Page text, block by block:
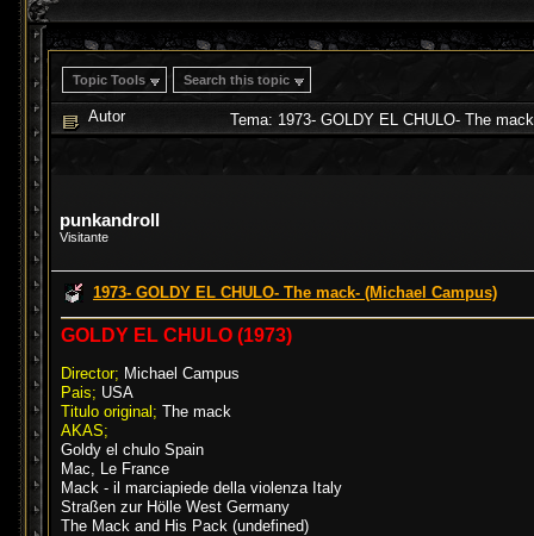
Topic Tools Search this topic
Autor Tema: 1973- GOLDY EL CHULO- The
punkandroll
Visitante
1973- GOLDY EL CHULO- The mack- (Michael Campus)
GOLDY EL CHULO (1973)
Director; Michael Campus
Pais; USA
Titulo original; The mack
AKAS;
Goldy el chulo Spain
Mac, Le France
Mack - il marciapiede della violenza Italy
Straßen zur Hölle West Germany
The Mack and His Pack (undefined)